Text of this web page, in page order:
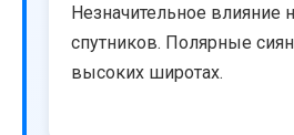
Незначительное влияние
спутников. Полярные
высоких широтах.